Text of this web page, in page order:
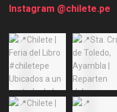
Instagram @chilete.pe